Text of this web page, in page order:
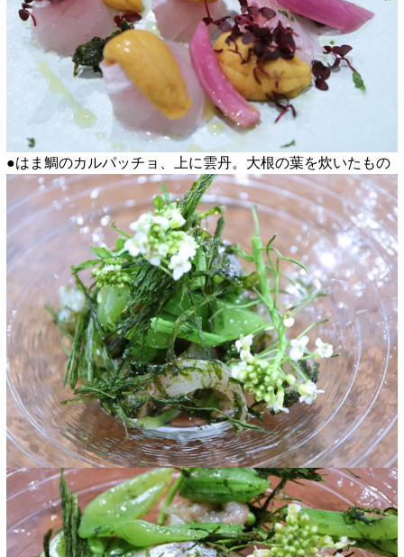
●はま鯛のカルパッチョ、上に雲丹。大根の葉を炊いたもの